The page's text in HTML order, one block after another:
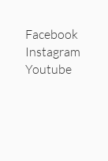
Facebook
Instagram
Youtube